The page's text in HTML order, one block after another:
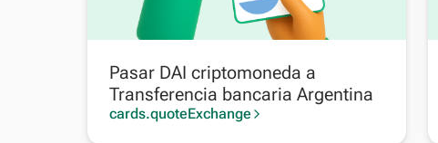
Pasar DAI criptomoneda a
Transferencia bancaria Argentina
cards.quoteExchange arrow_forward_ios